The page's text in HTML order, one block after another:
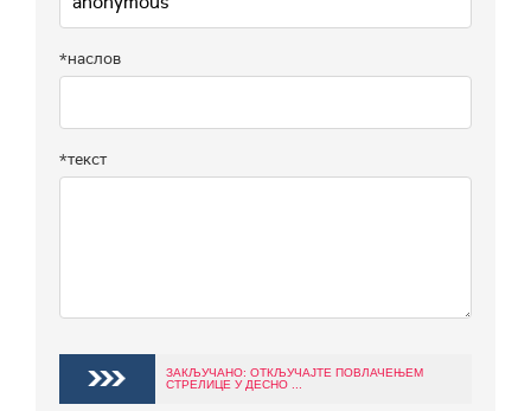
*наслов
*текст
ЗАКЉУЧАНО: ОТКЉУЧАЈТЕ ПОВЛАЧЕЊЕМ
СТРЕЛИЦЕ У ДЕСНО ...